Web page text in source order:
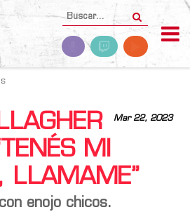
Mar 22, 2023
MI
LLAMAME”
enojo chicos.